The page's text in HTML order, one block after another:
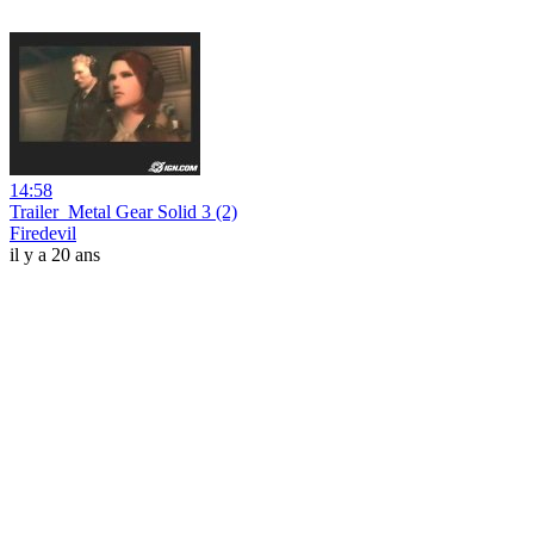
14:58
Trailer_Metal Gear Solid 3 (2)
Firedevil
il y a 20 ans